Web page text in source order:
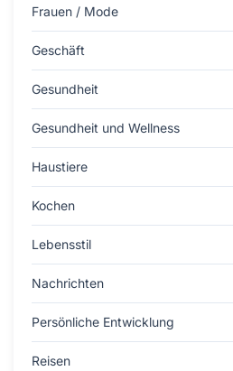
Frauen / Mode
Geschäft
Gesundheit
Gesundheit und Wellness
Haustiere
Kochen
Lebensstil
Nachrichten
Persönliche Entwicklung
Reisen